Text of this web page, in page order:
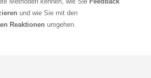
und wie Sie mit den
Reaktionen umgehen.